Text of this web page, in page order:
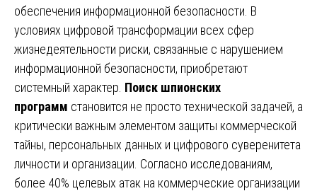
обеспечения информационной безопасности. В
условиях цифровой трансформации всех сфер
жизнедеятельности риски, связанные с нарушением
информационной безопасности, приобретают
системный характер. Поиск шпионских
программ становится не просто технической задачей, а
критически важным элементом защиты коммерческой
тайны, персональных данных и цифрового суверенитета
личности и организации. Согласно исследованиям,
более 40% целевых атак на коммерческие организации